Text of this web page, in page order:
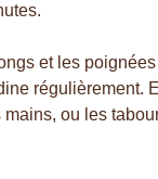
et les
régulièrement.
ou les